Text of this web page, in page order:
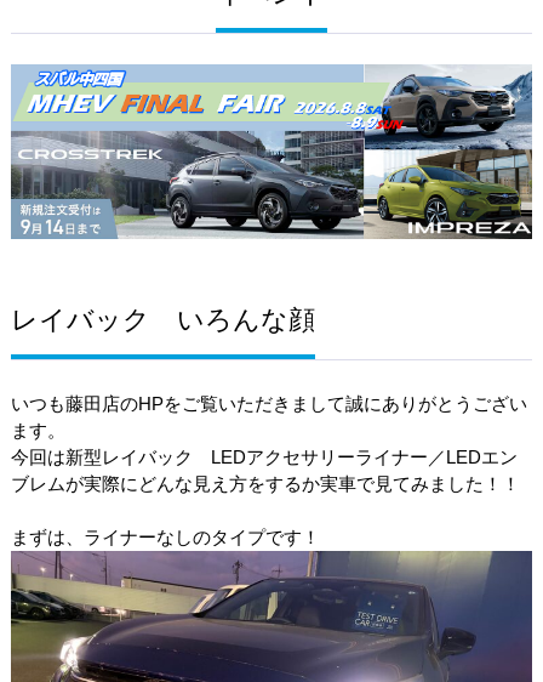
レイバック いろんな顔
いつも藤田店のHPをご覧いただきまして誠にありがとうござい
ます。
今回は新型レイバック LEDアクセサリーライナー／LEDエン
ブレムが実際にどんな見え方をするか実車で見てみました！！
まずは、ライナーなしのタイプです！